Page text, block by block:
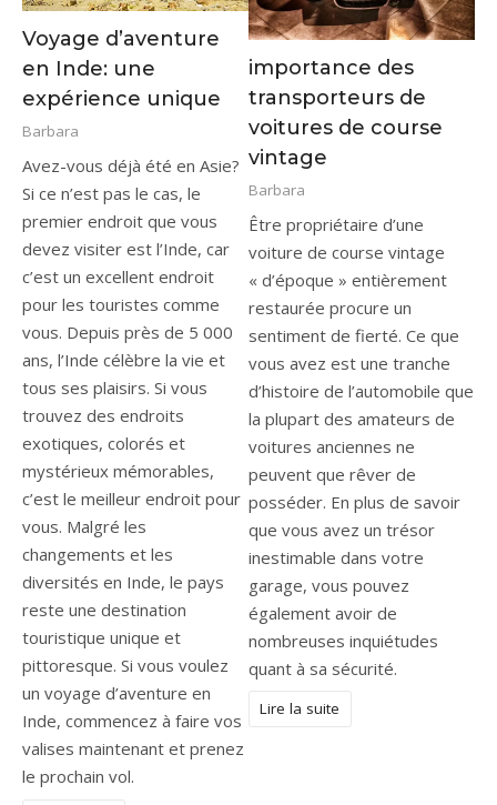
Voyage d’aventure
en Inde: une
expérience unique
Barbara
Avez-vous déjà été en Asie?
Si ce n’est pas le cas, le
premier endroit que vous
devez visiter est l’Inde, car
c’est un excellent endroit
pour les touristes comme
vous. Depuis près de 5 000
ans, l’Inde célèbre la vie et
tous ses plaisirs. Si vous
trouvez des endroits
exotiques, colorés et
mystérieux mémorables,
c’est le meilleur endroit pour
vous. Malgré les
changements et les
diversités en Inde, le pays
reste une destination
touristique unique et
pittoresque. Si vous voulez
un voyage d’aventure en
Inde, commencez à faire vos
valises maintenant et prenez
le prochain vol.
importance des
transporteurs de
voitures de course
vintage
Barbara
Être propriétaire d’une
voiture de course vintage
« d’époque » entièrement
restaurée procure un
sentiment de fierté. Ce que
vous avez est une tranche
d’histoire de l’automobile que
la plupart des amateurs de
voitures anciennes ne
peuvent que rêver de
posséder. En plus de savoir
que vous avez un trésor
inestimable dans votre
garage, vous pouvez
également avoir de
nombreuses inquiétudes
quant à sa sécurité.
Lire la suite